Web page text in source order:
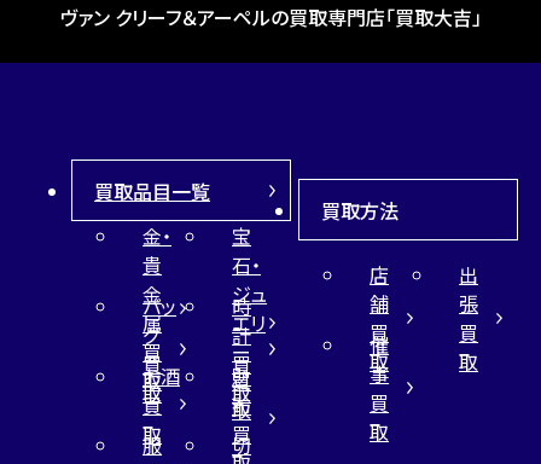
ヴァン クリーフ＆アーペルの買取専門店「買取大吉」
買取品目一覧
金・
貴
金
属
買
取
宝
石・
ジュ
エリ
ー
買
取
バッ
グ
買
取
時
計
買
取
お酒
買
取
財
布
買
服
切
買取方法
店
舗
買
取
出
張
買
取
催
事
買
取